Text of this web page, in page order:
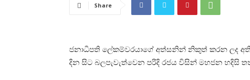
Share
ජනාධිපති ලේකම්වරයාගේ අත්සනින් නිකුත් කරන ලද
දින සිට බලපැවැත්වෙන පරිදි රජය විසින් මහජන හදිසි